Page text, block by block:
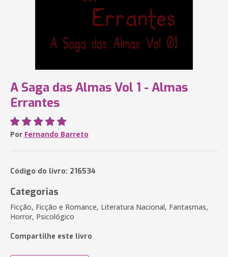
A Saga das Almas Vol 1 - Almas
Errantes
Por Fernando Barreto
Código do livro: 216534
Categorias
Ficção, Ficção e Romance, Literatura Nacional, Fantasmas,
Horror, Psicológico
Compartilhe este livro